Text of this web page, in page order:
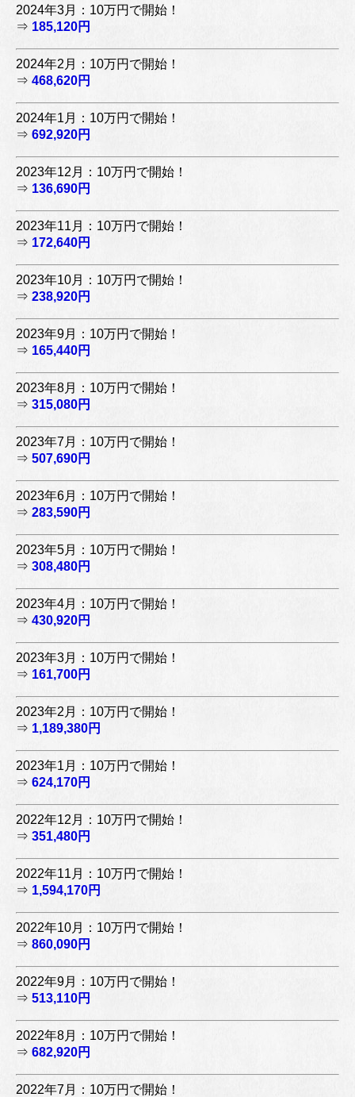
2024年3月：10万円で開始！
⇒ 185,120円
2024年2月：10万円で開始！
⇒ 468,620円
2024年1月：10万円で開始！
⇒ 692,920円
2023年12月：10万円で開始！
⇒ 136,690円
2023年11月：10万円で開始！
⇒ 172,640円
2023年10月：10万円で開始！
⇒ 238,920円
2023年9月：10万円で開始！
⇒ 165,440円
2023年8月：10万円で開始！
⇒ 315,080円
2023年7月：10万円で開始！
⇒ 507,690円
2023年6月：10万円で開始！
⇒ 283,590円
2023年5月：10万円で開始！
⇒ 308,480円
2023年4月：10万円で開始！
⇒ 430,920円
2023年3月：10万円で開始！
⇒ 161,700円
2023年2月：10万円で開始！
⇒ 1,189,380円
2023年1月：10万円で開始！
⇒ 624,170円
2022年12月：10万円で開始！
⇒ 351,480円
2022年11月：10万円で開始！
⇒ 1,594,170円
2022年10月：10万円で開始！
⇒ 860,090円
2022年9月：10万円で開始！
⇒ 513,110円
2022年8月：10万円で開始！
⇒ 682,920円
2022年7月：10万円で開始！